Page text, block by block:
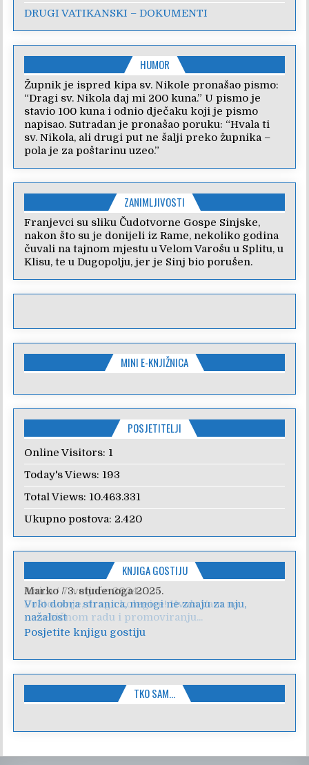
DRUGI VATIKANSKI – DOKUMENTI
HUMOR
Župnik je ispred kipa sv. Nikole pronašao pismo:
“Dragi sv. Nikola daj mi 200 kuna.” U pismo je
stavio 100 kuna i odnio dječaku koji je pismo
napisao. Sutradan je pronašao poruku: “Hvala ti
sv. Nikola, ali drugi put ne šalji preko župnika –
pola je za poštarinu uzeo.”
ZANIMLJIVOSTI
Franjevci su sliku Čudotvorne Gospe Sinjske,
nakon što su je donijeli iz Rame, nekoliko godina
čuvali na tajnom mjestu u Velom Varošu u Splitu, u
Klisu, te u Dugopolju, jer je Sinj bio porušen.
MINI E-KNJIŽNICA
POSJETITELJI
Online Visitors: 1
Today's Views: 193
Total Views: 10.463.331
Ukupno postova: 2.420
KNJIGA GOSTIJU
Anica/7. veljače 2024.
Poštovanje, draga kolegice! Hvala Vam na
nesebičnom radu i promoviranju...
Posjetite knjigu gostiju
TKO SAM…